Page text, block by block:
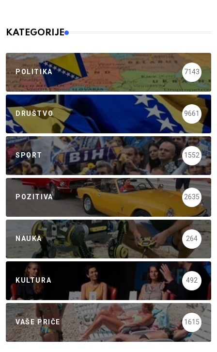
KATEGORIJE
POLITIKA 7143
DRUŠTVO 9661
SPORT 1552
POZITIVA 2635
NAUKA 264
KULTURA 492
VAŠE PRIČE 1615